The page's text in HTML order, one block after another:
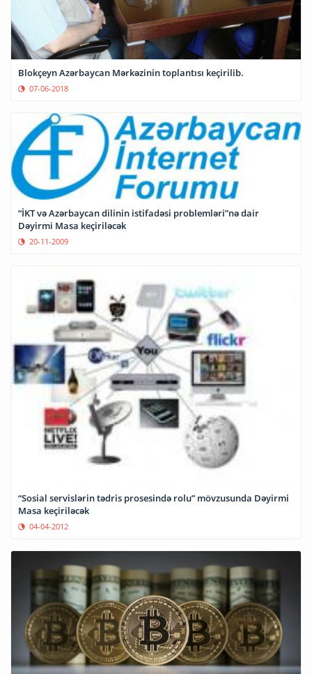
Blokçeyn Azərbaycan Mərkəzinin toplantısı keçirilib.
07-06-2018
“İKT və Azərbaycan dilinin istifadəsi problemləri”nə dair
Dəyirmi Masa keçiriləcək
20-11-2009
“Sosial servislərin tədris prosesində rolu” mövzusunda Dəyirmi
Masa keçiriləcək
04-04-2012